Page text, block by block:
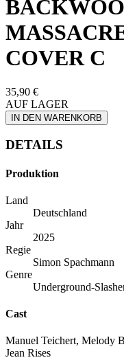
COVER C
35,90 €
AUF LAGER
IN DEN WARENKORB
DETAILS
Produktion
Land
Deutschland
Jahr
2025
Regie
Simon Spachmann
Genre
Underground-
Cast
Manuel Teichert, Melody
Jean Rises